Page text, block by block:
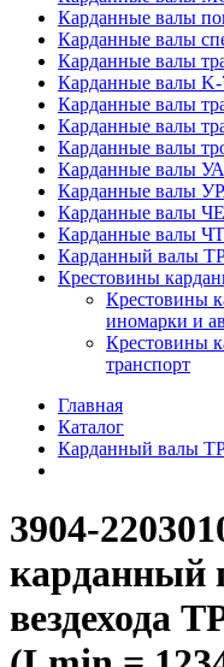
Карданные валы
Карданные валы
Карданные валы
Карданные валы K-
Карданные валы
Карданные валы
Карданные валы
Карданные валы
Карданные валы
Карданные валы
Карданные валы
Карданный валы
Крестовины
Крестовины
иномарки и
Крестовины
транспорт
Главная
Каталог
Карданный валы
3904-
карданный
вездехода